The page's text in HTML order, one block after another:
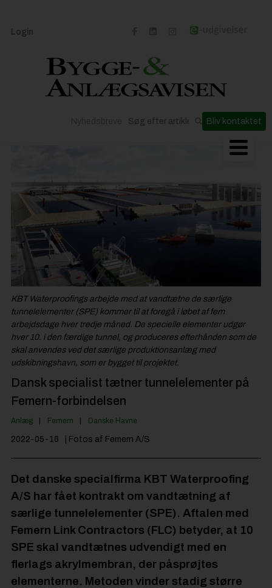
Login
Bliv kontaktet
Byggepladsen
Til Håndværkeren
Partnere
KBT Waterproofings arbejde med at vandtætne de særlige
tunnelelementer (SPE) kommer til at foregå i løbet af fem
arbejdsdage hver tredje måned. De specielle elementer udgør
hver 10. i den færdige tunnel, og produceres efterhånden som de
skal anvendes ved det særlige produktionsanlæg med
udskibningshavn, som er bygget til projektet.
Dansk specialist tætner tunnelelementer på
Femern-forbindelsen
Anlæg Femern Danske Havne
2022-05-16 | Fotos af Femern A/S
Det danske specialfirma KBT Waterproofing
A/S har fået kontrakt om vandtætning af
særlige tunnelelementer (SPE). Aftalen med
Femern Link Contractors (FLC) betyder, at 10
SPE skal vandtætnes udvendigt med en
flerlags akrylmembran, der påsprøjtes
elementerne. Metoden vinder stadig større